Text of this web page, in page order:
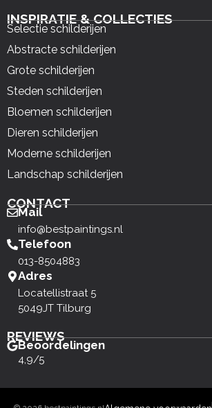
INSPIRATIE & COLLECTIES
Selectie schilderijen
Abstracte schilderijen
Grote schilderijen
Steden schilderijen
Bloemen schilderijen
Dieren schilderijen
Moderne schilderijen
Landschap schilderijen
CONTACT
Mail
info@bestpaintings.nl
Telefoon
013-8504883
Adres
Locatellistraat 5
5049JT Tilburg
REVIEWS
Beoordelingen
4,9/5